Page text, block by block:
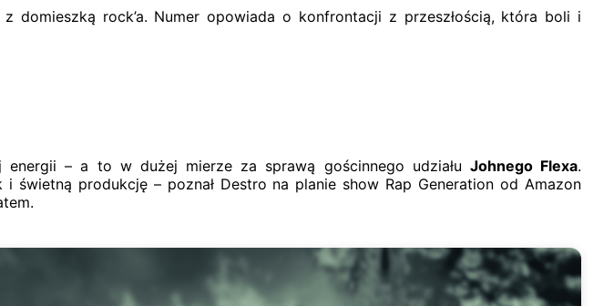
rock’a. Numer opowiada o konfrontacji z przeszłością, która boli i
– a to w dużej mierze za sprawą gościnnego udziału Johnego Flexa.
produkcję – poznał Destro na planie show Rap Generation od Amazon